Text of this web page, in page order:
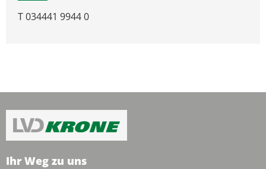
T034441 9944 0
Ihr Weg zu uns